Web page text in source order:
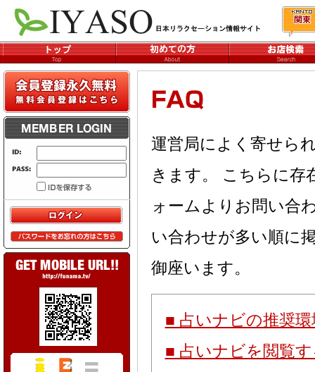
運営局によく寄せら
きます。 こちらに存
ォームよりお問い合
い合わせが多い順に
御座います。
■ 占いナビの推奨
■ 占いナビを閲覧